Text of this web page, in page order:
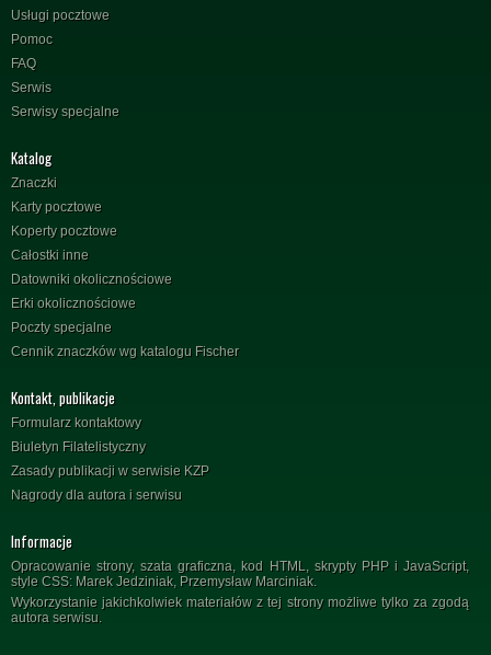
Usługi pocztowe
Pomoc
FAQ
Serwis
Serwisy specjalne
Katalog
Znaczki
Karty pocztowe
Koperty pocztowe
Całostki inne
Datowniki okolicznościowe
Erki okolicznościowe
Poczty specjalne
Cennik znaczków wg katalogu Fischer
Kontakt, publikacje
Formularz kontaktowy
Biuletyn Filatelistyczny
Zasady publikacji w serwisie KZP
Nagrody dla autora i serwisu
Informacje
Opracowanie strony, szata graficzna, kod HTML, skrypty PHP i JavaScript,
style CSS: Marek Jedziniak, Przemysław Marciniak.
Wykorzystanie jakichkolwiek materiałów z tej strony możliwe tylko za zgodą
autora serwisu.